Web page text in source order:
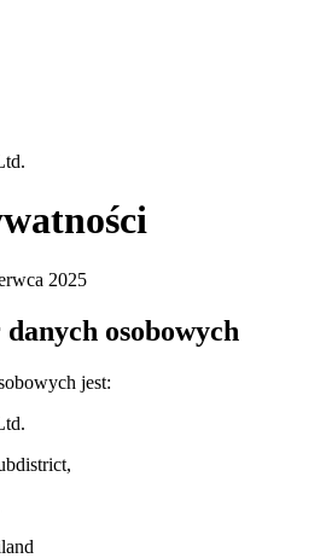
2025
osobowych
jest: